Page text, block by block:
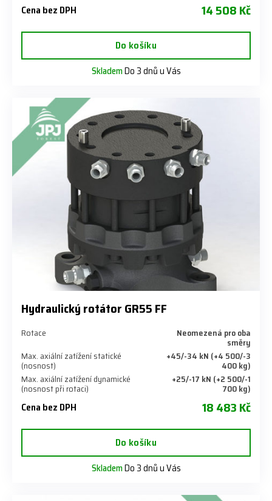
Cena bez DPH 14 508 Kč
Do košíku
SklademDo 3 dnů u Vás
Hydraulický rotátor GR55 FF
Rotace Neomezená pro oba
směry
Max. axiální zatížení statické
(nosnost)
+45/-34 kN (+4 500/-3
400 kg)
Max. axiální zatížení dynamické
(nosnost při rotaci)
+25/-17 kN (+2 500/-1
700 kg)
Cena bez DPH 18 483 Kč
Do košíku
SklademDo 3 dnů u Vás